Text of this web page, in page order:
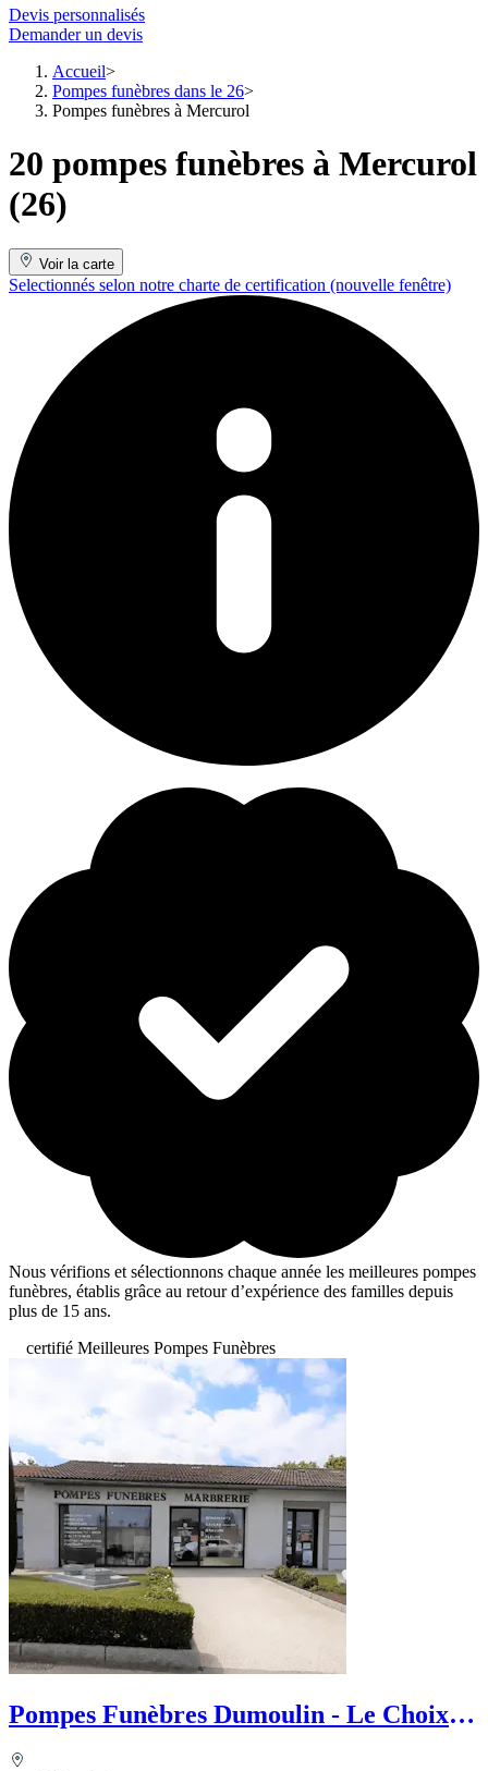
Devis personnalisés
Demander un devis
Accueil
Pompes funèbres dans le 26
Pompes funèbres à Mercurol
20 pompes funèbres à Mercurol
(26)
Voir la carte
Selectionnés selon notre charte de certification (nouvelle fenêtre)
Nous vérifions et sélectionnons chaque année les meilleures pompes
funèbres, établis grâce au retour d’expérience des familles depuis
plus de 15 ans.
certifié Meilleures Pompes Funèbres
Pompes Funèbres Dumoulin - Le Choix